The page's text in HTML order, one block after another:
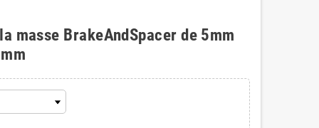
masse BrakeAndSpacer de 5mm